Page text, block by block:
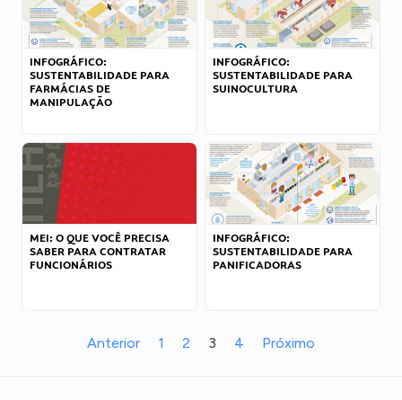
INFOGRÁFICO:
SUSTENTABILIDADE PARA
FARMÁCIAS DE
MANIPULAÇÃO
INFOGRÁFICO:
SUSTENTABILIDADE PARA
SUINOCULTURA
MEI: O QUE VOCÊ PRECISA
SABER PARA CONTRATAR
FUNCIONÁRIOS
INFOGRÁFICO:
SUSTENTABILIDADE PARA
PANIFICADORAS
Anterior 1 2 3 4 Próximo